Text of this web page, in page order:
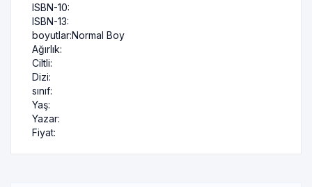
ISBN-10:
ISBN-13:
boyutlar:Normal Boy
Ağırlık:
Ciltli:
Dizi:
sınıf:
Yaş:
Yazar:
Fiyat: